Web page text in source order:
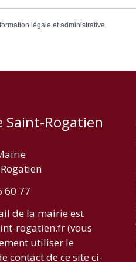
légale et administrative
Saint-Rogatien
60 77
de la mairie est
rogatien.fr (vous
utiliser le
contact de ce site ci-